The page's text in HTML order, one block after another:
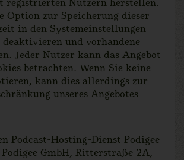
registrierten Nutzern herstellen.
Option zur Speicherung dieser
in den Systemeinstellungen
deaktivieren und vorhandene
Jeder Nutzer kann das Angebot
betrachten. Wenn Sie keine
kann dies allerdings zur
unseres Angebotes
Podcast-Hosting-Dienst Podigee
GmbH, Ritterstraße 2A,